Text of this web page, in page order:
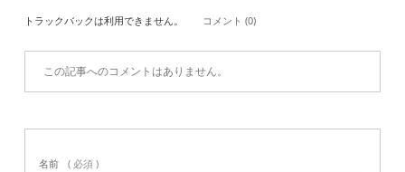
トラックバックは利用できません。 コメント (0)
この記事へのコメントはありません。
名前 ( 必須 )